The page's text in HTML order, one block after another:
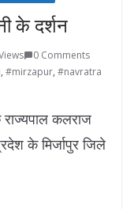
के दर्शन
0 Comments
, #mirzapur, #navratra
कलराज
के मिर्जापुर जिले